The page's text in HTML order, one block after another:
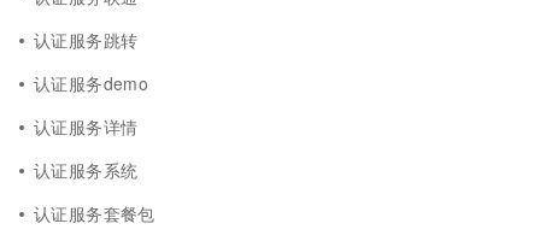
认证服务跳转
认证服务demo
认证服务详情
认证服务系统
认证服务套餐包